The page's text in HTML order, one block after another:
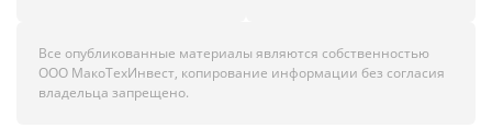
Все опубликованные материалы являются собственностью
ООО МакоТехИнвест, копирование информации без согласия
владельца запрещено.